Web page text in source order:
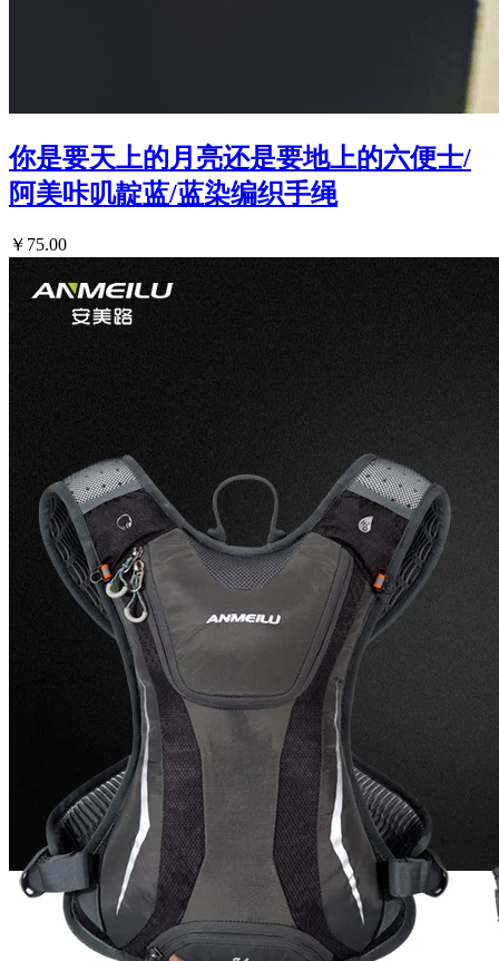
你是要天上的月亮还是要地上的六便士/
阿美咔叽靛蓝/蓝染编织手绳
￥75.00